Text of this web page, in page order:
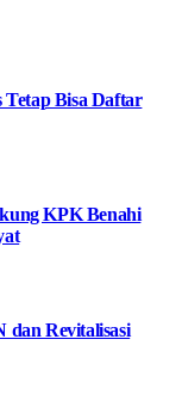
Tetap Bisa Daftar
KPK Benahi
dan Revitalisasi